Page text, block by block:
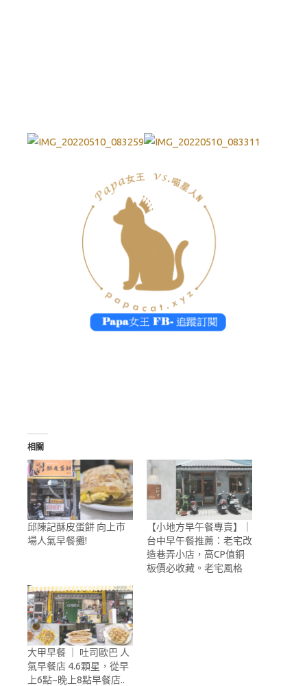
相關
邱陳記酥皮蛋餅 向上市
場人氣早餐攤!
【小地方早午餐專賣】｜
台中早午餐推薦：老宅改
造巷弄小店，高CP值銅
板價必收藏。老宅風格
大甲早餐 ｜ 吐司歐巴 人
氣早餐店 4.6顆星，從早
上6點~晚上8點早餐店..